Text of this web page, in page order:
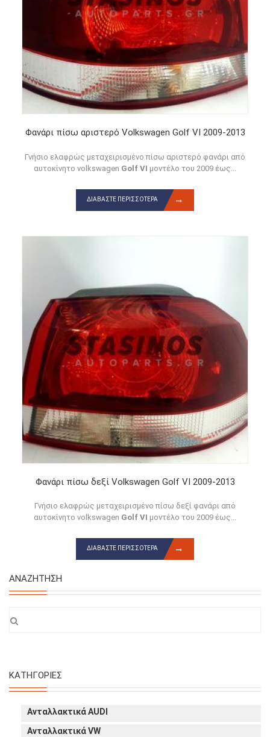
Φανάρι πίσω αριστερό Volkswagen Golf VI 2009-2013
Γνήσιο ελαφρώς μεταχειρισμένο πίσω αριστερό φανάρι από
αυτοκίνητο volkswagen Golf VI μοντέλο του 2009 έως...
ΔΙΑΒΆΣΤΕ ΠΕΡΙΣΣΌΤΕΡΑ
Φανάρι πίσω δεξί Volkswagen Golf VI 2009-2013
Γνήσιο ελαφρώς μεταχειρισμένο πίσω δεξί φανάρι από
αυτοκίνητο volkswagen Golf VI μοντέλο του 2009 έως...
ΔΙΑΒΆΣΤΕ ΠΕΡΙΣΣΌΤΕΡΑ
ΑΝΑΖΉΤΗΣΗ
ΚΑΤΗΓΟΡΊΕΣ
Ανταλλακτικά AUDI
Ανταλλακτικά VW